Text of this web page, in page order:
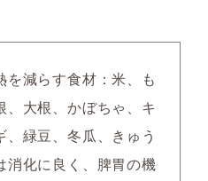
を減らす食材：米、も
、大根、かぼちゃ、キ
、緑豆、冬瓜、きゅう
消化に良く、脾胃の機